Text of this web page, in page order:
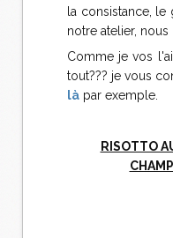
la consistance,
notre atelier,
Comme je vos
tout??? je vous
là par exemple.
RISOTTO